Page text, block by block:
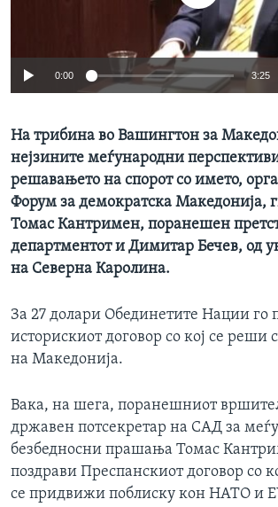
0:00 3:25
На трибина во Вашингтон за
нејзините меѓународни
решавањето на спорот со името,
Форум за демократска Македонија,
Томас Кантримен, поранешен
департментот и Димитар Бечев, од
на Северна Каролина.
За 27 долари Обединетите Нации го
историскиот договор со кој се реши
на Македонија.
Вака, на шега, поранешниот
државен потсекретар на САД за
безбедносни прашања Томас
поздрави Преспанскиот договор со
се придвижи поблиску кон НАТО и